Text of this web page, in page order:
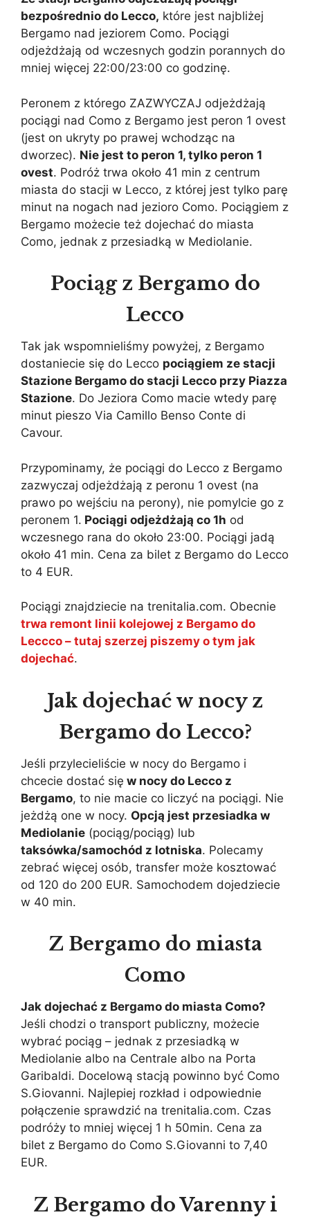
bezpośrednio do Lecco, które jest najbliżej
Bergamo nad jeziorem Como. Pociągi
odjeżdżają od wczesnych godzin porannych do
mniej więcej 22:00/23:00 co godzinę.
Peronem z którego ZAZWYCZAJ odjeżdżają
pociągi nad Como z Bergamo jest peron 1 ovest
(jest on ukryty po prawej wchodząc na
dworzec). Nie jest to peron 1, tylko peron 1
ovest. Podróż trwa około 41 min z centrum
miasta do stacji w Lecco, z której jest tylko parę
minut na nogach nad jezioro Como. Pociągiem z
Bergamo możecie też dojechać do miasta
Como, jednak z przesiadką w Mediolanie.
Pociąg z Bergamo do
Lecco
Tak jak wspomnieliśmy powyżej, z Bergamo
dostaniecie się do Lecco pociągiem ze stacji
Stazione Bergamo do stacji Lecco przy Piazza
Stazione. Do Jeziora Como macie wtedy parę
minut pieszo Via Camillo Benso Conte di
Cavour.
Przypominamy, że pociągi do Lecco z Bergamo
zazwyczaj odjeżdżają z peronu 1 ovest (na
prawo po wejściu na perony), nie pomylcie go z
peronem 1. Pociągi odjeżdżają co 1h od
wczesnego rana do około 23:00. Pociągi jadą
około 41 min. Cena za bilet z Bergamo do Lecco
to 4 EUR.
Pociągi znajdziecie na trenitalia.com. Obecnie
trwa remont linii kolejowej z Bergamo do
Leccco – tutaj szerzej piszemy o tym jak
dojechać.
Jak dojechać w nocy z
Bergamo do Lecco?
Jeśli przylecieliście w nocy do Bergamo i
chcecie dostać się w nocy do Lecco z
Bergamo, to nie macie co liczyć na pociągi. Nie
jeżdżą one w nocy. Opcją jest przesiadka w
Mediolanie (pociąg/pociąg) lub
taksówka/samochód z lotniska. Polecamy
zebrać więcej osób, transfer może kosztować
od 120 do 200 EUR. Samochodem dojedziecie
w 40 min.
Z Bergamo do miasta
Como
Jak dojechać z Bergamo do miasta Como?
Jeśli chodzi o transport publiczny, możecie
wybrać pociąg – jednak z przesiadką w
Mediolanie albo na Centrale albo na Porta
Garibaldi. Docelową stacją powinno być Como
S.Giovanni. Najlepiej rozkład i odpowiednie
połączenie sprawdzić na trenitalia.com. Czas
podróży to mniej więcej 1 h 50min. Cena za
bilet z Bergamo do Como S.Giovanni to 7,40
EUR.
Z Bergamo do Varenny i